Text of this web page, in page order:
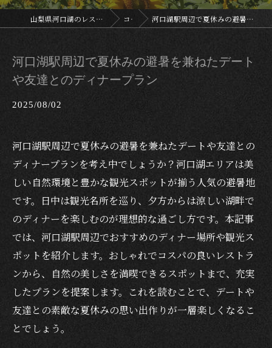
山梨県河口湖のレストランならサラスヴァティー コラム 河口湖駅周辺で夏休みの避暑を兼ねたデートや友達とのディナープラン
河口湖駅周辺で夏休みの避暑を兼ねたデート
や友達とのディナープラン
2025/08/02
河口湖駅周辺で夏休みの避暑を兼ねたデートや友達との
ディナープランを考え中でしょうか？河口湖エリアは美
しい自然環境と豊かな観光スポットが揃う人気の避暑地
です。日中は観光名所を巡り、夕方からは涼しい湖畔で
のディナーを楽しむのが理想的な過ごし方です。本記事
では、河口湖駅周辺でおすすめのディナー場所や観光ス
ポットを紹介します。おしゃれでコスパの良いレストラ
ンから、自然の美しさを満喫できるスポットまで、充実
したプランを提案します。これを読むことで、デートや
友達との素敵な夏休みの思い出作りが一層楽しくなるこ
とでしょう。